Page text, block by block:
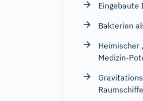
Eingebaute
Bakterien
Heimischer
Medizin-